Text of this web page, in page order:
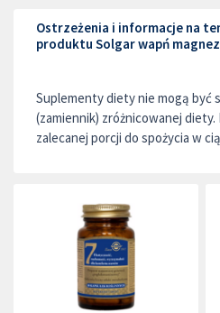
Ostrzeżenia i informacje na
produktu Solgar wapń
Suplementy diety nie mogą
(zamiennik) zróżnicowanej
zalecanej porcji do spożycia w